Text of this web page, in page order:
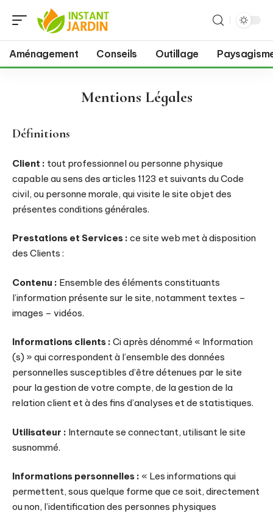
Aménagement Conseils Outillage
Mentions Légales
Définitions
Client : tout professionnel ou personne physique
capable au sens des articles 1123 et suivants du Code
civil, ou personne morale, qui visite le site objet des
présentes conditions générales.
Prestations et Services : ce site web met à disposition
des Clients :
Contenu : Ensemble des éléments constituants
l’information présente sur le site, notamment textes –
images – vidéos.
Informations clients : Ci après dénommé « Information
(s) » qui correspondent à l’ensemble des données
personnelles susceptibles d’être détenues par le site
pour la gestion de votre compte, de la gestion de la
relation client et à des fins d’analyses et de statistiques.
Utilisateur : Internaute se connectant, utilisant le site
susnommé.
Informations personnelles : « Les informations qui
permettent, sous quelque forme que ce soit, directement
ou non, l’identification des personnes physiques